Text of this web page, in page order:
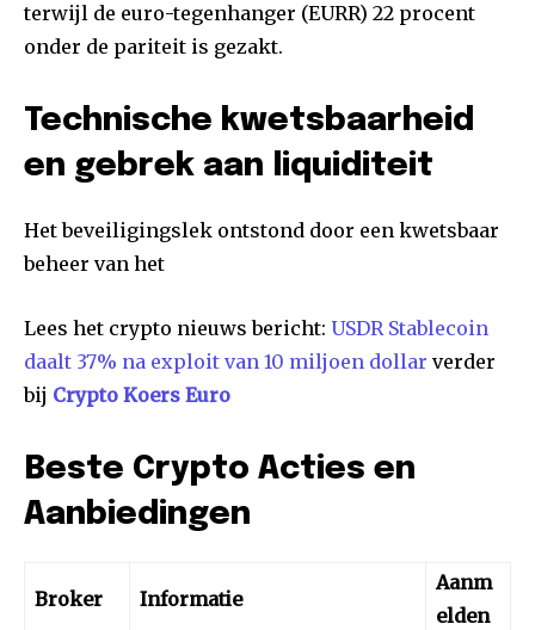
terwijl de euro-tegenhanger (EURR) 22 procent
onder de pariteit is gezakt.
Technische kwetsbaarheid
en gebrek aan liquiditeit
Het beveiligingslek ontstond door een kwetsbaar
beheer van het
Lees het crypto nieuws bericht: USDR Stablecoin
daalt 37% na exploit van 10 miljoen dollar verder
bij Crypto Koers Euro
Beste Crypto Acties en
Aanbiedingen
Broker Informatie
Aanm
elden